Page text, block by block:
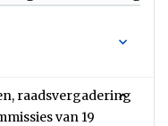
raadsvergadering
van 19